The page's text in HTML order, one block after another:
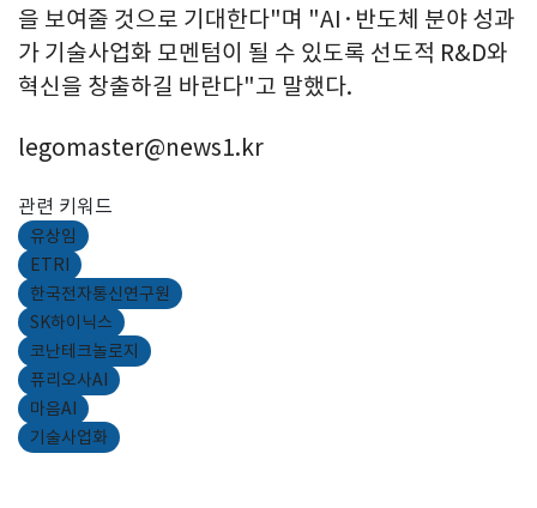
을 보여줄 것으로 기대한다"며 "AI·반도체 분야 성과
가 기술사업화 모멘텀이 될 수 있도록 선도적 R&D와
혁신을 창출하길 바란다"고 말했다.
legomaster@news1.kr
관련 키워드
유상임
ETRI
한국전자통신연구원
SK하이닉스
코난테크놀로지
퓨리오사AI
마음AI
기술사업화